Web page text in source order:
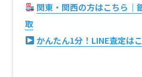
関東・関西の方はこちら｜
取
かんたん1分！LINE査定は